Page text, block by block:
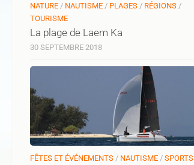
NATURE / NAUTISME / PLAGES / RÉGIONS /
TOURISME
La plage de Laem Ka
30 SEPTEMBRE 2018
FÊTES ET ÉVÉNEMENTS / NAUTISME / SPORTS